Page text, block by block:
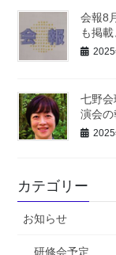
会報8
も掲
2025
七野
演会の
2025
カテゴリー
お知らせ
研修会予定